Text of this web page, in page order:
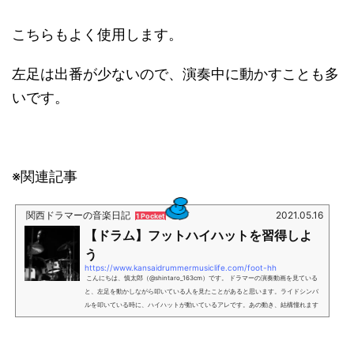
こちらもよく使用します。
左足は出番が少ないので、演奏中に動かすことも多
いです。
※関連記事
関西ドラマーの音楽日記 1 Pocket 2021.05.16
【ドラム】フットハイハットを習得しよ
う
https://www.kansaidrummermusiclife.com/foot-hh
こんにちは、慎太郎（@shintaro_163cm）です。 ドラマーの演奏動画を見ている
と、左足を動かしながら叩いている人を見たことがあると思います。ライドシンバ
ルを叩いている時に、ハイハットが動いているアレです。あの動き、結構憧れます
よね。 左足が動かせるようになると、それだけでなんだか出来る奴に見える以上に